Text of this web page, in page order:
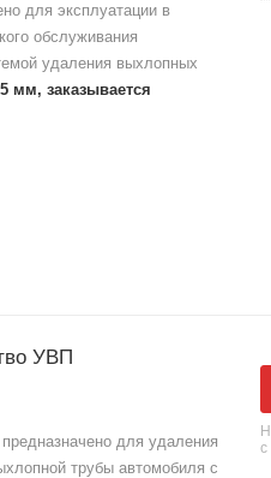
для эксплуатации в
обслуживания
удаления выхлопных
мм, заказывается
УВП
предназначено для удаления
трубы автомобиля с
с